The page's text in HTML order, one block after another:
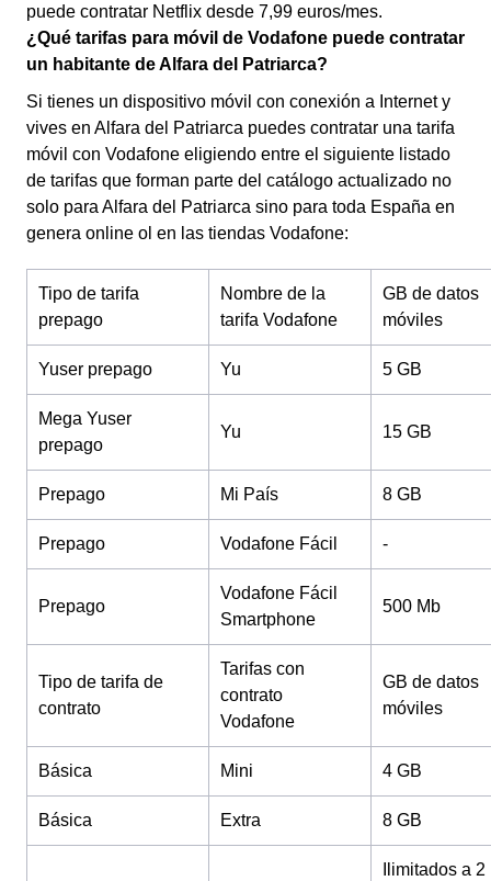
puede contratar Netflix desde 7,99 euros/mes.
¿Qué tarifas para móvil de Vodafone puede contratar
un habitante de Alfara del Patriarca?
Si tienes un dispositivo móvil con conexión a Internet y
vives en Alfara del Patriarca puedes contratar una tarifa
móvil con Vodafone eligiendo entre el siguiente listado
de tarifas que forman parte del catálogo actualizado no
solo para Alfara del Patriarca sino para toda España en
genera online ol en las tiendas Vodafone:
Tipo de tarifa
prepago
Nombre de la
tarifa Vodafone
GB de datos
móviles
Yuser prepago Yu 5 GB
Mega Yuser
prepago
Yu 15 GB
Prepago Mi País 8 GB
Prepago Vodafone Fácil -
Prepago
Vodafone Fácil
Smartphone
500 Mb
Tipo de tarifa de
contrato
Tarifas con
contrato
Vodafone
GB de datos
móviles
Básica Mini 4 GB
Básica Extra 8 GB
Ilimitados a 2